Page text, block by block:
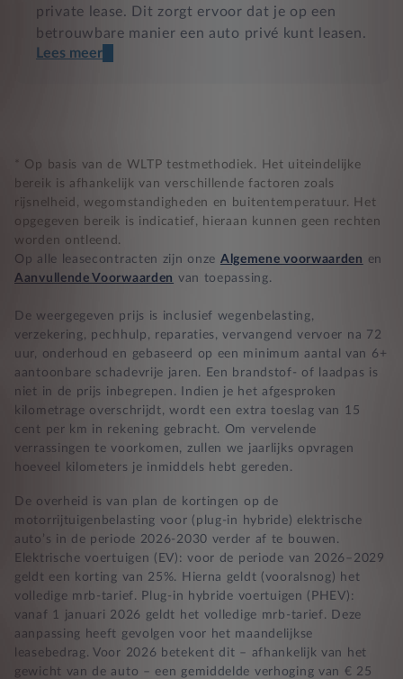
private lease. Dit zorgt ervoor dat je op een
betrouwbare manier een auto privé kunt leasen.
Nooit te hoge financiële lasten
BB 14 dagen bedenktijd
Zekerheid bij klachten
Lees meer
* Op basis van de WLTP testmethodiek. Het uiteindelijke
bereik is afhankelijk van verschillende factoren zoals
rijsnelheid, wegomstandigheden en buitentemperatuur. Het
opgegeven bereik is indicatief, hieraan kunnen geen rechten
worden ontleend.
Op alle leasecontracten zijn onze Algemene voorwaarden en
Aanvullende Voorwaarden van toepassing.
De weergegeven prijs is inclusief wegenbelasting,
verzekering, pechhulp, reparaties, vervangend vervoer na 72
uur, onderhoud en gebaseerd op een minimum aantal van 6+
aantoonbare schadevrije jaren. Een brandstof- of laadpas is
niet in de prijs inbegrepen. Indien je het afgesproken
kilometrage overschrijdt, wordt een extra toeslag van 15
cent per km in rekening gebracht. Om vervelende
verrassingen te voorkomen, zullen we jaarlijks opvragen
hoeveel kilometers je inmiddels hebt gereden.
De overheid is van plan de kortingen op de
motorrijtuigenbelasting voor (plug-in hybride) elektrische
auto’s in de periode 2026-2030 verder af te bouwen.
Elektrische voertuigen (EV): voor de periode van 2026–2029
geldt een korting van 25%. Hierna geldt (vooralsnog) het
volledige mrb-tarief. Plug-in hybride voertuigen (PHEV):
vanaf 1 januari 2026 geldt het volledige mrb-tarief. Deze
aanpassing heeft gevolgen voor het maandelijkse
leasebedrag. Voor 2026 betekent dit – afhankelijk van het
gewicht van de auto – een gemiddelde verhoging van € 25